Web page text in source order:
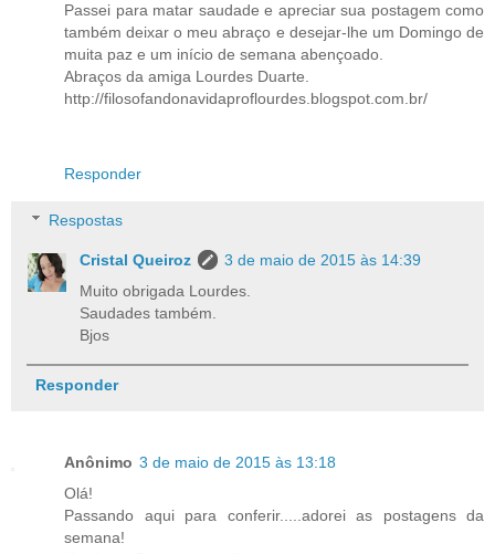
Passei para matar saudade e apreciar sua postagem como
também deixar o meu abraço e desejar-lhe um Domingo de
muita paz e um início de semana abençoado.
Abraços da amiga Lourdes Duarte.
http://filosofandonavidaproflourdes.blogspot.com.br/
Responder
Respostas
Cristal Queiroz
3 de maio de 2015 às 14:39
Muito obrigada Lourdes.
Saudades também.
Bjos
Responder
Anônimo 3 de maio de 2015 às 13:18
Olá!
Passando aqui para conferir.....adorei as postagens da
semana!